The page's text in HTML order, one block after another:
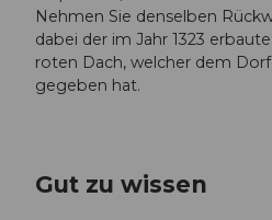
Nehmen Sie denselben
dabei der im Jahr 1323
roten Dach, welcher dem
gegeben hat.
Gut zu wissen